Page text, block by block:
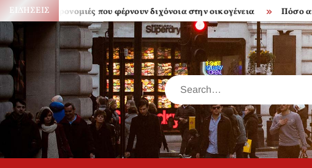
Skip
to
content
ΕΙΔΉΣΕΙΣ
Κληρονομιές που φέρνουν διχόνοια στην οικογένεια Πόσο ακριβά
Search